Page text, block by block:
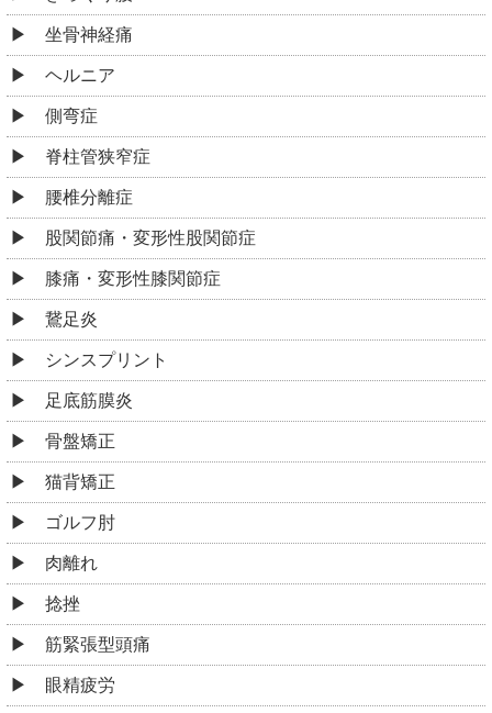
坐骨神経痛
ヘルニア
側弯症
脊柱管狭窄症
腰椎分離症
股関節痛・変形性股関節症
膝痛・変形性膝関節症
鵞足炎
シンスプリント
足底筋膜炎
骨盤矯正
猫背矯正
ゴルフ肘
肉離れ
捻挫
筋緊張型頭痛
眼精疲労